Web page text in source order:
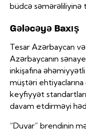
büdcə səmərəliliyinə
Gələcəyə Baxış
Tesar Azərbaycan və
Azərbaycanın
inkişafına
müştəri
keyfiyyət
davam etdirməyi
“Duyar” brendinin